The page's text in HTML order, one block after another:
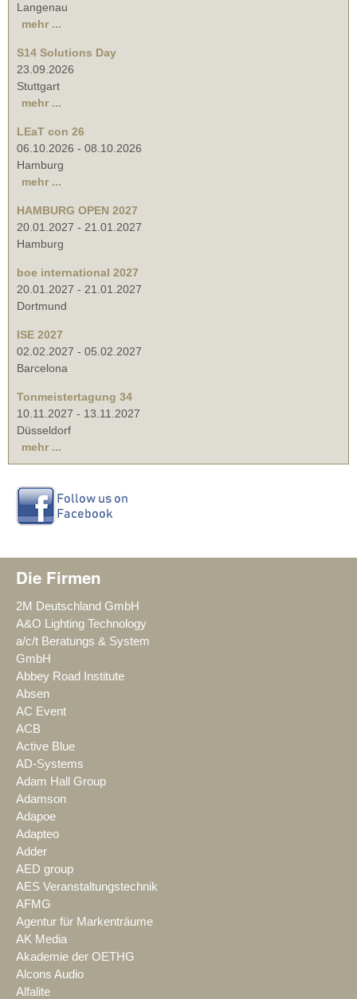
Langenau
mehr ...
S14 Solutions Day
23.09.2026
Stuttgart
mehr ...
LEaT con 26
06.10.2026 - 08.10.2026
Hamburg
mehr ...
HAMBURG OPEN 2027
20.01.2027 - 21.01.2027
Hamburg
boe international 2027
20.01.2027 - 21.01.2027
Dortmund
ISE 2027
02.02.2027 - 05.02.2027
Barcelona
Tonmeistertagung 34
10.11.2027 - 13.11.2027
Düsseldorf
mehr ...
Die Firmen
2M Deutschland GmbH
A&O Lighting Technology
a/c/t Beratungs & System
GmbH
Abbey Road Institute
Absen
AC Event
ACB
Active Blue
AD-Systems
Adam Hall Group
Adamson
Adapoe
Adapteo
Adder
AED group
AES Veranstaltungstechnik
AFMG
Agentur für Markenträume
AK Media
Akademie der OETHG
Alcons Audio
Alfalite